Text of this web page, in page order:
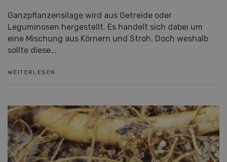
Ganzpflanzensilage wird aus Getreide oder
Leguminosen hergestellt. Es handelt sich dabei um
eine Mischung aus Körnern und Stroh. Doch weshalb
sollte diese...
WEITERLESEN